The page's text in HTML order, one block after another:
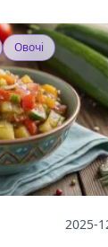
Овочі
2025-